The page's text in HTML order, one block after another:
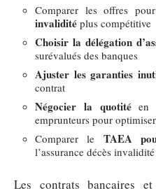
Comparer les offres
invalidité plus compétitive
Choisir la délégation
surévalués des banques
Ajuster les garanties
contrat
Négocier la quotitéen
emprunteurs pour
Comparer le TAEA
l’assurance décès invalidité
Les contrats bancaires